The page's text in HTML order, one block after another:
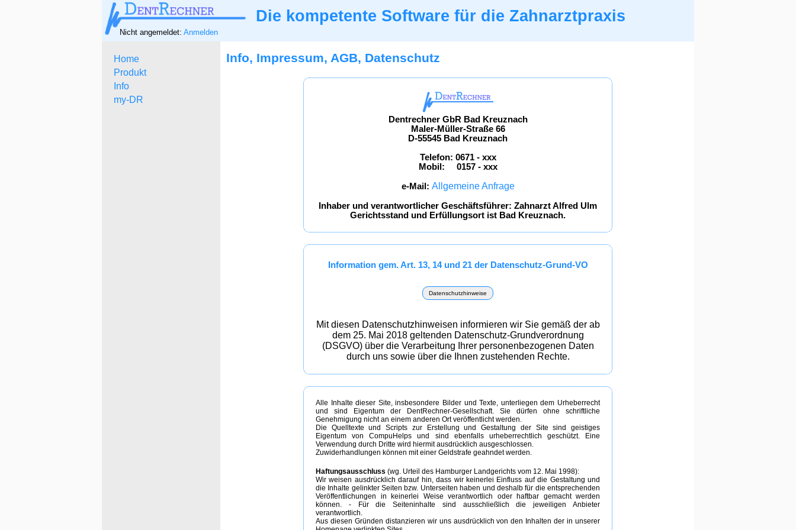
Die kompetente Software für die Zahnarztpraxis
Nicht angemeldet: Anmelden
Home
Produkt
Info
my-DR
Info, Impressum, AGB, Datenschutz
Dentrechner GbR Bad Kreuznach
Maler-Müller-Straße 66
D-55545 Bad Kreuznach
Telefon: 0671 - xxx
Mobil: 0157 - xxx
e-Mail: Allgemeine Anfrage
Inhaber und verantwortlicher Geschäftsführer: Zahnarzt Alfred Ulm
Gerichtsstand und Erfüllungsort ist Bad Kreuznach.
Information gem. Art. 13, 14 und 21 der Datenschutz-Grund-VO
Datenschutzhinweise
Mit diesen Datenschutzhinweisen informieren wir Sie gemäß der ab
dem 25. Mai 2018 geltenden Datenschutz-Grundverordnung
(DSGVO) über die Verarbeitung Ihrer personenbezogenen Daten
durch uns sowie über die Ihnen zustehenden Rechte.
Alle Inhalte dieser Site, insbesondere Bilder und Texte, unterliegen dem Urheberrecht
und sind Eigentum der DentRechner-Gesellschaft. Sie dürfen ohne schriftliche
Genehmigung nicht an einem anderen Ort veröffentlicht werden.
Die Quelltexte und Scripts zur Erstellung und Gestaltung der Site sind geistiges
Eigentum von CompuHelps und sind ebenfalls urheberrechtlich geschützt. Eine
Verwendung durch Dritte wird hiermit ausdrücklich ausgeschlossen.
Zuwiderhandlungen können mit einer Geldstrafe geahndet werden.
Haftungsausschluss (wg. Urteil des Hamburger Landgerichts vom 12. Mai 1998):
Wir weisen ausdrücklich darauf hin, dass wir keinerlei Einfluss auf die Gestaltung und
die Inhalte gelinkter Seiten bzw. Unterseiten haben und deshalb für die entsprechenden
Veröffentlichungen in keinerlei Weise verantwortlich oder haftbar gemacht werden
können. - Für die Seiteninhalte sind ausschließlich die jeweiligen Anbieter
verantwortlich.
Aus diesen Gründen distanzieren wir uns ausdrücklich von den Inhalten der in unserer